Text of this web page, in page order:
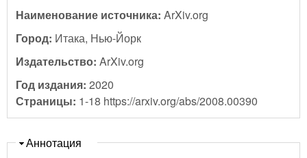
Наименование источника: ArXiv.org
Город: Итака, Нью-Йорк
Издательство: ArXiv.org
Год издания: 2020
Страницы:
1-18 https://arxiv.org/abs/2008.00390
Скрыть
Аннотация